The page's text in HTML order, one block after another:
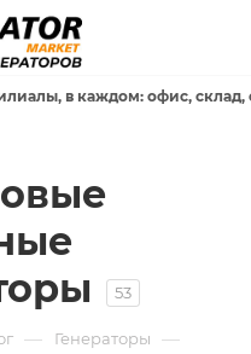
в каждом: офис, склад,
53
— Генераторы —